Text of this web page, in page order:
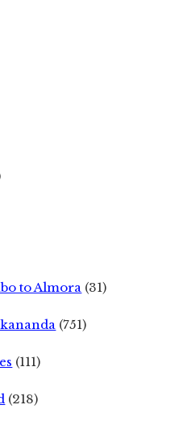
to Almora (31)
(751)
(111)
(218)